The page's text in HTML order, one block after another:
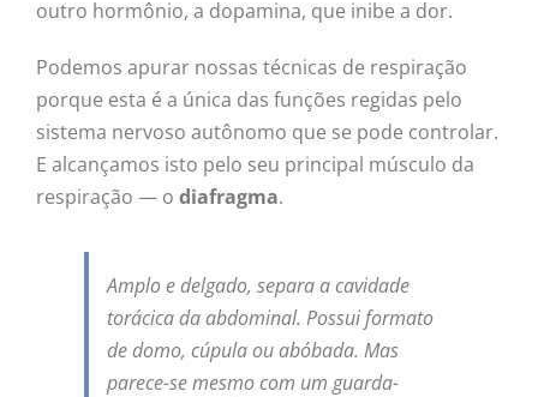
outro hormônio, a dopamina, que inibe a dor.
Podemos apurar nossas técnicas de respiração
porque esta é a única das funções regidas pelo
sistema nervoso autônomo que se pode controlar.
E alcançamos isto pelo seu principal músculo da
respiração — o diafragma.
Amplo e delgado, separa a cavidade
torácica da abdominal. Possui formato
de domo, cúpula ou abóbada. Mas
parece-se mesmo com um guarda-